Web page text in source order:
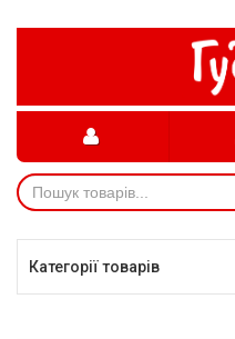
Категорії товарів